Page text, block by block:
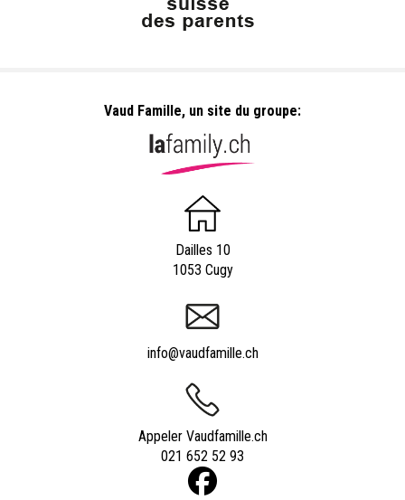
Vaud Famille, un site du groupe:
Dailles 10
1053 Cugy
info@vaudfamille.ch
Appeler Vaudfamille.ch
021 652 52 93